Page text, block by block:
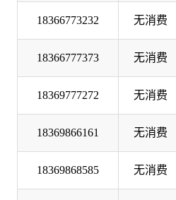
18366773232 无消费
18366777373 无消费
18369777272 无消费
18369866161 无消费
18369868585 无消费